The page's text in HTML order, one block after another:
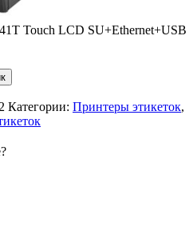
Touch LCD SU+Ethernet+USB
Категории: Принтеры этикеток,